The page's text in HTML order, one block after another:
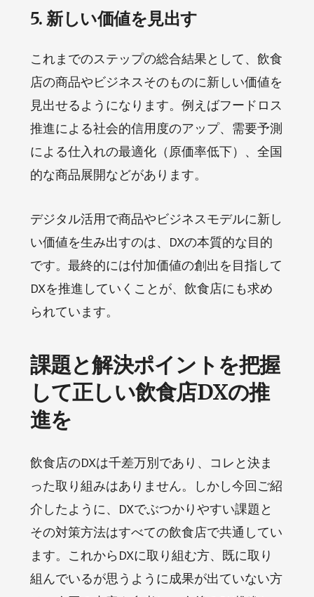
5. 新しい価値を見出す
これまでのステップの総合結果として、飲食
店の商品やビジネスそのものに新しい価値を
見出せるようになります。例えばフードロス
推進による社会的信用度のアップ、需要予測
による仕入れの最適化（原価率低下）、全国
的な商品展開などがあります。
デジタル活用で商品やビジネスモデルに新し
い価値を生み出すのは、DXの本質的な目的
です。最終的には付加価値の創出を目指して
DXを推進していくことが、飲食店にも求め
られています。
課題と解決ポイントを把握
して正しい飲食店DXの推
進を
飲食店のDXは千差万別であり、コレと決ま
った取り組みはありません。しかし今回ご紹
介したように、DXでぶつかりやすい課題と
その対策方法はすべての飲食店で共通してい
ます。これからDXに取り組む方、既に取り
組んでいるが思うように成果が出ていない方